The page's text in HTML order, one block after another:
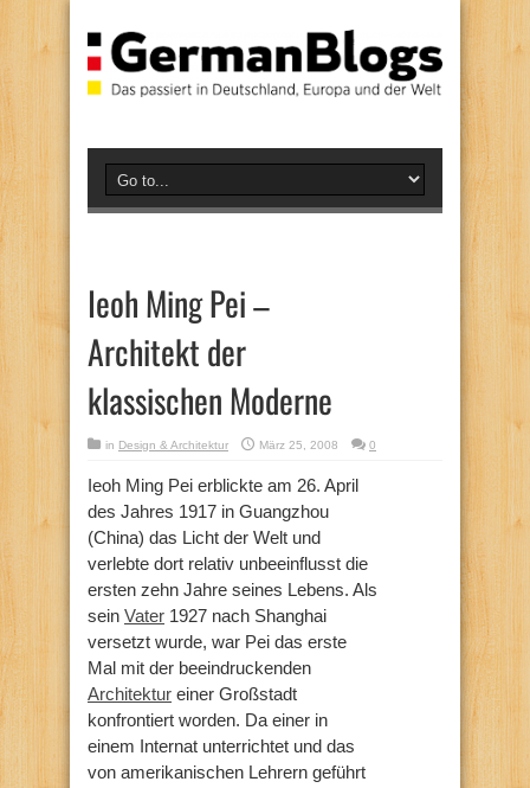
Ieoh Ming Pei –
Architekt der
klassischen Moderne
in Design & Architektur März 25, 2008 0
Ieoh Ming Pei erblickte am 26. April
des Jahres 1917 in Guangzhou
(China) das Licht der Welt und
verlebte dort relativ unbeeinflusst die
ersten zehn Jahre seines Lebens. Als
sein Vater 1927 nach Shanghai
versetzt wurde, war Pei das erste
Mal mit der beeindruckenden
Architektur einer Großstadt
konfrontiert worden. Da einer in
einem Internat unterrichtet und das
von amerikanischen Lehrern geführt